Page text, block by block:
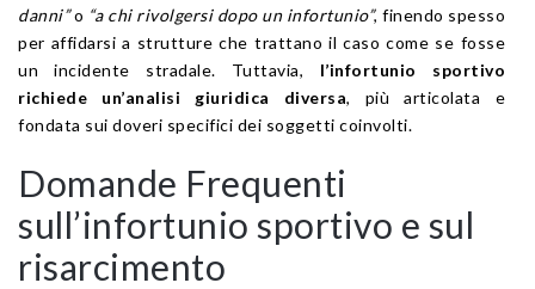
danni”o “a chi rivolgersi dopo un infortunio”, finendo spesso
per affidarsi a strutture che trattano il caso come se fosse
un incidente stradale. Tuttavia, l’infortunio sportivo
richiede un’analisi giuridica diversa, più articolata e
fondata sui doveri specifici dei soggetti coinvolti.
Domande Frequenti
sull’infortunio sportivo e sul
risarcimento